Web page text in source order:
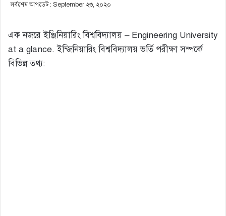
সর্বশেষ আপডেট : September ২৩, ২০২০
এক নজরে ইঞ্জিনিয়ারিং বিশ্ববিদ্যালয় – Engineering University
at a glance. ইন্জিনিয়ারিং বিশ্ববিদ্যালয় ভর্তি পরীক্ষা সম্পর্কে
বিভিন্ন তথ্য: